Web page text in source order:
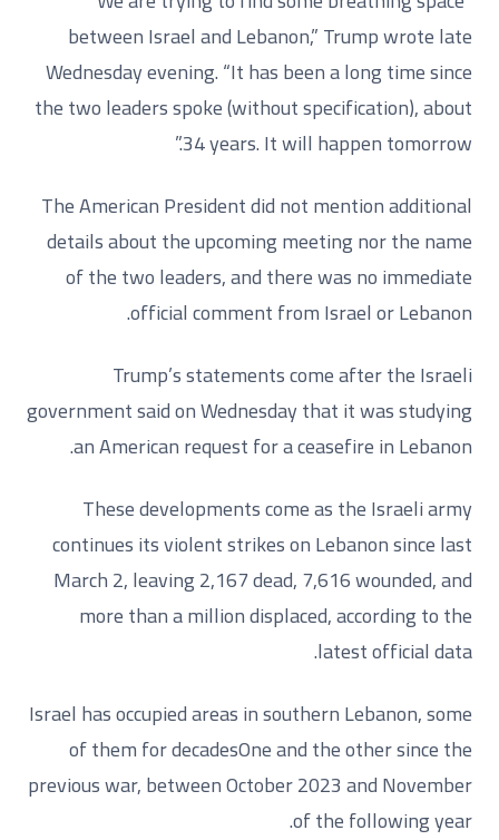
between Israel and Lebanon,” Trump wrote late
Wednesday evening. “It has been a long time since
the two leaders spoke (without specification), about
34 years. It will happen tomorrow.”
The American President did not mention additional
details about the upcoming meeting nor the name
of the two leaders, and there was no immediate
official comment from Israel or Lebanon.
Trump’s statements come after the Israeli
government said on Wednesday that it was studying
an American request for a ceasefire in Lebanon.
These developments come as the Israeli army
continues its violent strikes on Lebanon since last
March 2, leaving 2,167 dead, 7,616 wounded, and
more than a million displaced, according to the
latest official data.
Israel has occupied areas in southern Lebanon, some
of them for decadesOne and the other since the
previous war, between October 2023 and November
of the following year.